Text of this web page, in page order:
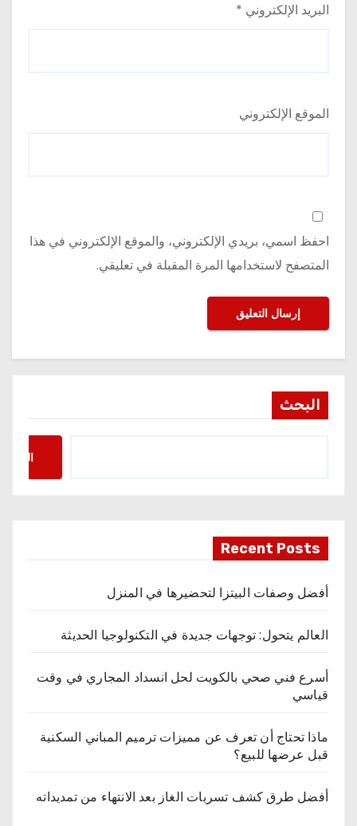
البريد الإلكتروني *
الموقع الإلكتروني
احفظ اسمي، بريدي الإلكتروني، والموقع الإلكتروني في هذا
المتصفح لاستخدامها المرة المقبلة في تعليقي.
البحث
البحث
Recent Posts
أفضل وصفات البيتزا لتحضيرها في المنزل
العالم يتحول: توجهات جديدة في التكنولوجيا الحديثة
أسرع فني صحي بالكويت لحل انسداد المجاري في وقت
قياسي
ماذا تحتاج أن تعرف عن مميزات ترميم المباني السكنية
قبل عرضها للبيع؟
أفضل طرق كشف تسربات الغاز بعد الانتهاء من تمديداته